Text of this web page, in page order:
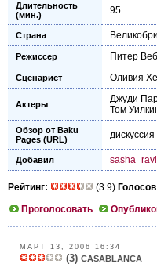
Длительность
(мин.)
95
Страна
Режиссер Питер
Сценарист Оливия
Актеры Джуди
Том
Обзор от Baku
Pages (URL)
Добавил
Рейтинг: (3.9)
Проголосовать
МАРТ 13, 2006 16:34
(3) CASABLANCA